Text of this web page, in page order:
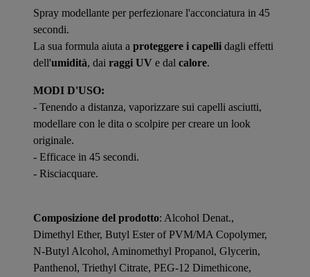
Spray modellante per perfezionare l'acconciatura in 45
secondi.
La sua formula aiuta a proteggere i capelli dagli effetti
dell'umidità, dai raggi UV e dal calore.
MODI D'USO:
- Tenendo a distanza, vaporizzare sui capelli asciutti,
modellare con le dita o scolpire per creare un look
originale.
- Efficace in 45 secondi.
- Risciacquare.
Composizione del prodotto: Alcohol Denat.,
Dimethyl Ether, Butyl Ester of PVM/MA Copolymer,
N-Butyl Alcohol, Aminomethyl Propanol, Glycerin,
Panthenol, Triethyl Citrate, PEG-12 Dimethicone,